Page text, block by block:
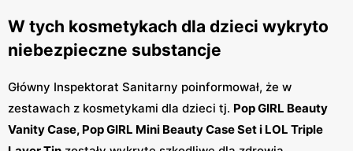
W tych kosmetykach dla dzieci wykryto
niebezpieczne substancje
Główny Inspektorat Sanitarny poinformował, że w
zestawach z kosmetykami dla dzieci tj. Pop GIRL Beauty
Vanity Case, Pop GIRL Mini Beauty Case Set i LOL Triple